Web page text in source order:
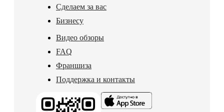
Сделаем за вас
Бизнесу
Видео обзоры
FAQ
Франшиза
Поддержка и контакты